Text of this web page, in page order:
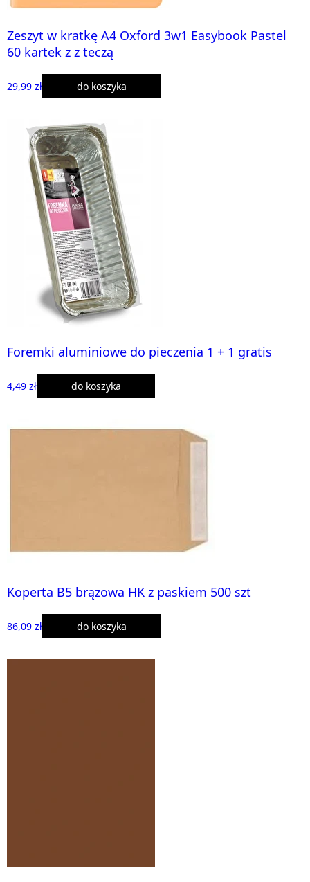
Zeszyt w kratkę A4 Oxford 3w1 Easybook Pastel
60 kartek z z teczą
29,99 zł do koszyka
Foremki aluminiowe do pieczenia 1 + 1 gratis
4,49 zł do koszyka
Koperta B5 brązowa HK z paskiem 500 szt
86,09 zł do koszyka